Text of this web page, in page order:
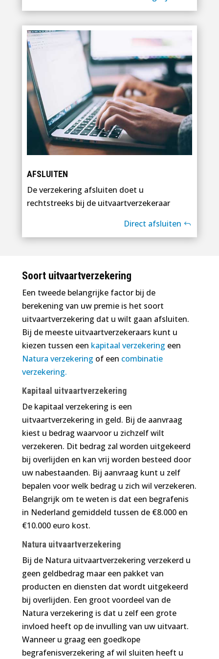
AFSLUITEN
De verzekering afsluiten doet u
rechtstreeks bij de uitvaartverzekeraar
Direct afsluiten
Soort uitvaartverzekering
Een tweede belangrijke factor bij de
berekening van uw premie is het soort
uitvaartverzekering dat u wilt gaan afsluiten.
Bij de meeste uitvaartverzekeraars kunt u
kiezen tussen een kapitaal verzekering een
Natura verzekering of een combinatie
verzekering.
Kapitaal uitvaartverzekering
De kapitaal verzekering is een
uitvaartverzekering in geld. Bij de aanvraag
kiest u bedrag waarvoor u zichzelf wilt
verzekeren. Dit bedrag zal worden uitgekeerd
bij overlijden en kan vrij worden besteed door
uw nabestaanden. Bij aanvraag kunt u zelf
bepalen voor welk bedrag u zich wil verzekeren.
Belangrijk om te weten is dat een begrafenis
in Nederland gemiddeld tussen de €8.000 en
€10.000 euro kost.
Natura uitvaartverzekering
Bij de Natura uitvaartverzekering verzekerd u
geen geldbedrag maar een pakket van
producten en diensten dat wordt uitgekeerd
bij overlijden. Een groot voordeel van de
Natura verzekering is dat u zelf een grote
invloed heeft op de invulling van uw uitvaart.
Wanneer u graag een goedkope
begrafenisverzekering af wil sluiten heeft u